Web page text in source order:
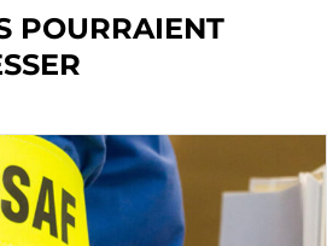
POURRAIENT